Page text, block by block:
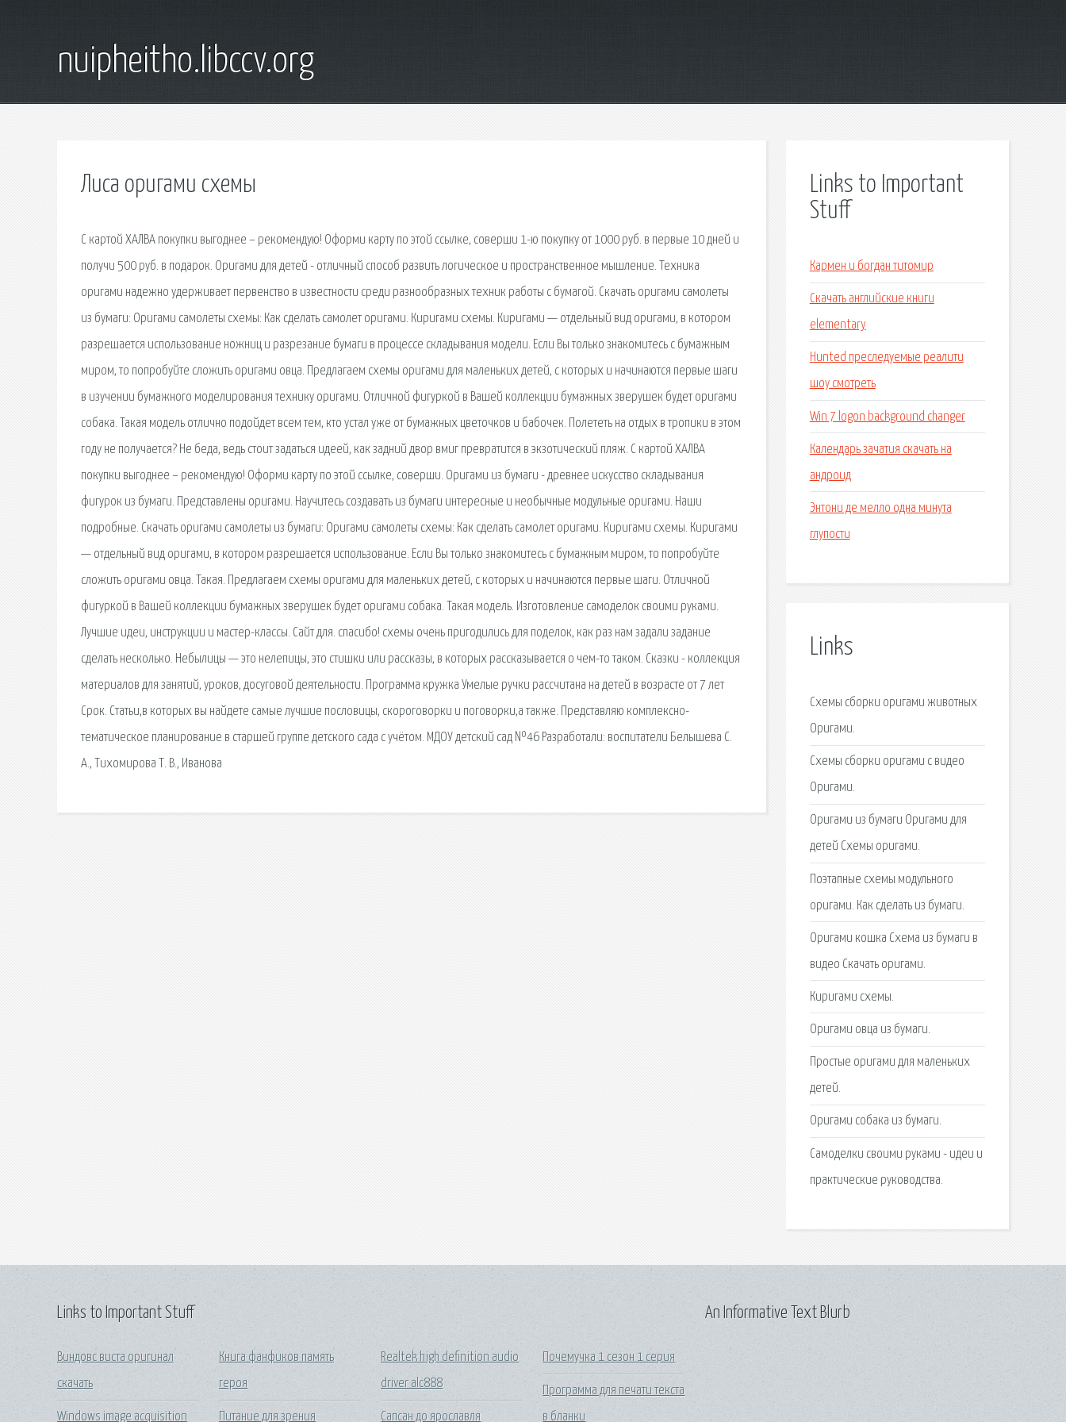
nuipheitho.libccv.org
Лиса оригами схемы
С картой ХАЛВА покупки выгоднее – рекомендую! Оформи карту по этой ссылке, соверши 1-ю покупку от 1000 руб. в первые 10 дней и
получи 500 руб. в подарок. Оригами для детей - отличный способ развить логическое и пространственное мышление. Техника
оригами надежно удерживает первенство в известности среди разнообразных техник работы с бумагой. Скачать оригами самолеты
из бумаги: Оригами самолеты схемы: Как сделать самолет оригами. Киригами схемы. Киригами — отдельный вид оригами, в котором
разрешается использование ножниц и разрезание бумаги в процессе складывания модели. Если Вы только знакомитесь с бумажным
миром, то попробуйте сложить оригами овца. Предлагаем схемы оригами для маленьких детей, с которых и начинаются первые шаги
в изучении бумажного моделирования технику оригами. Отличной фигуркой в Вашей коллекции бумажных зверушек будет оригами
собака. Такая модель отлично подойдет всем тем, кто устал уже от бумажных цветочков и бабочек. Полететь на отдых в тропики в этом
году не получается? Не беда, ведь стоит задаться идеей, как задний двор вмиг превратится в экзотический пляж. С картой ХАЛВА
покупки выгоднее – рекомендую! Оформи карту по этой ссылке, соверши. Оригами из бумаги - древнее искусство складывания
фигурок из бумаги. Представлены оригами. Научитесь создавать из бумаги интересные и необычные модульные оригами. Наши
подробные. Скачать оригами самолеты из бумаги: Оригами самолеты схемы: Как сделать самолет оригами. Киригами схемы. Киригами
— отдельный вид оригами, в котором разрешается использование. Если Вы только знакомитесь с бумажным миром, то попробуйте
сложить оригами овца. Такая. Предлагаем схемы оригами для маленьких детей, с которых и начинаются первые шаги. Отличной
фигуркой в Вашей коллекции бумажных зверушек будет оригами собака. Такая модель. Изготовление самоделок своими руками.
Лучшие идеи, инструкции и мастер-классы. Сайт для. спасибо! схемы очень пригодились для поделок, как раз нам задали задание
сделать несколько. Небылицы — это нелепицы, это стишки или рассказы, в которых рассказывается о чем-то таком. Сказки - коллекция
материалов для занятий, уроков, досуговой деятельности. Программа кружка Умелые ручки рассчитана на детей в возрасте от 7 лет
Срок. Статьи,в которых вы найдете самые лучшие пословицы, скороговорки и поговорки,а также. Представляю комплексно-
тематическое планирование в старшей группе детского сада с учётом. МДОУ детский сад №46 Разработали: воспитатели Белышева С.
А., Тихомирова Т. В., Иванова
Links to Important
Stuff
Кармен и богдан титомир
Скачать английские книги
elementary
Hunted преследуемые реалити
шоу смотреть
Win 7 logon background changer
Календарь зачатия скачать на
андроид
Энтони де мелло одна минута
глупости
Links
Схемы сборки оригами животных
Оригами.
Схемы сборки оригами с видео
Оригами.
Оригами из бумаги Оригами для
детей Схемы оригами.
Поэтапные схемы модульного
оригами. Как сделать из бумаги.
Оригами кошка Схема из бумаги в
видео Скачать оригами.
Киригами схемы.
Оригами овца из бумаги.
Простые оригами для маленьких
детей.
Оригами собака из бумаги.
Самоделки своими руками - идеи и
практические руководства.
Links to Important Stuff
Виндовс виста оригинал
скачать
Windows image acquisition
Книга фанфиков память
героя
Питание для зрения
Realtek high definition audio
driver alc888
Сапсан до ярославля
Почемучка 1 сезон 1 серия
Программа для печати текста
в бланки
An Informative Text Blurb